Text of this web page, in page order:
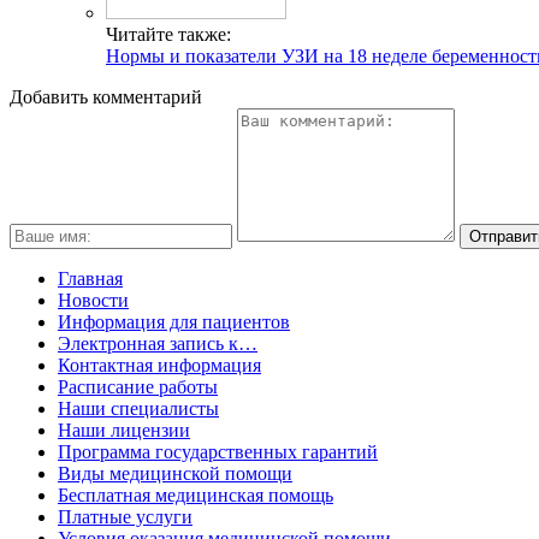
Читайте также:
Нормы и показатели УЗИ на 18 неделе
Добавить комментарий
Главная
Новости
Информация для пациентов
Электронная запись к…
Контактная информация
Расписание работы
Наши специалисты
Наши лицензии
Программа государственных гарантий
Виды медицинской помощи
Бесплатная медицинская помощь
Платные услуги